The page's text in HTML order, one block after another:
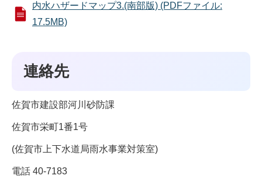
内水ハザードマップ3.(南部版) (PDFファイル:
17.5MB)
連絡先
佐賀市建設部河川砂防課
佐賀市栄町1番1号
(佐賀市上下水道局雨水事業対策室)
電話 40-7183